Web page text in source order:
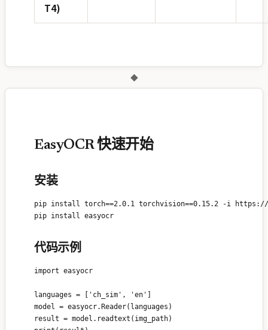
T4)
◆
EasyOCR 快速开始
安装
pip install torch==2.0.1 torchvision==0.15.2 -i https://
代码示例
import easyocr
languages = ['ch_sim', 'en']
model = easyocr.Reader(languages)
result = model.readtext(img_path)